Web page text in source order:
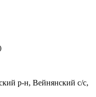
р-н, Вейнянский с/с,